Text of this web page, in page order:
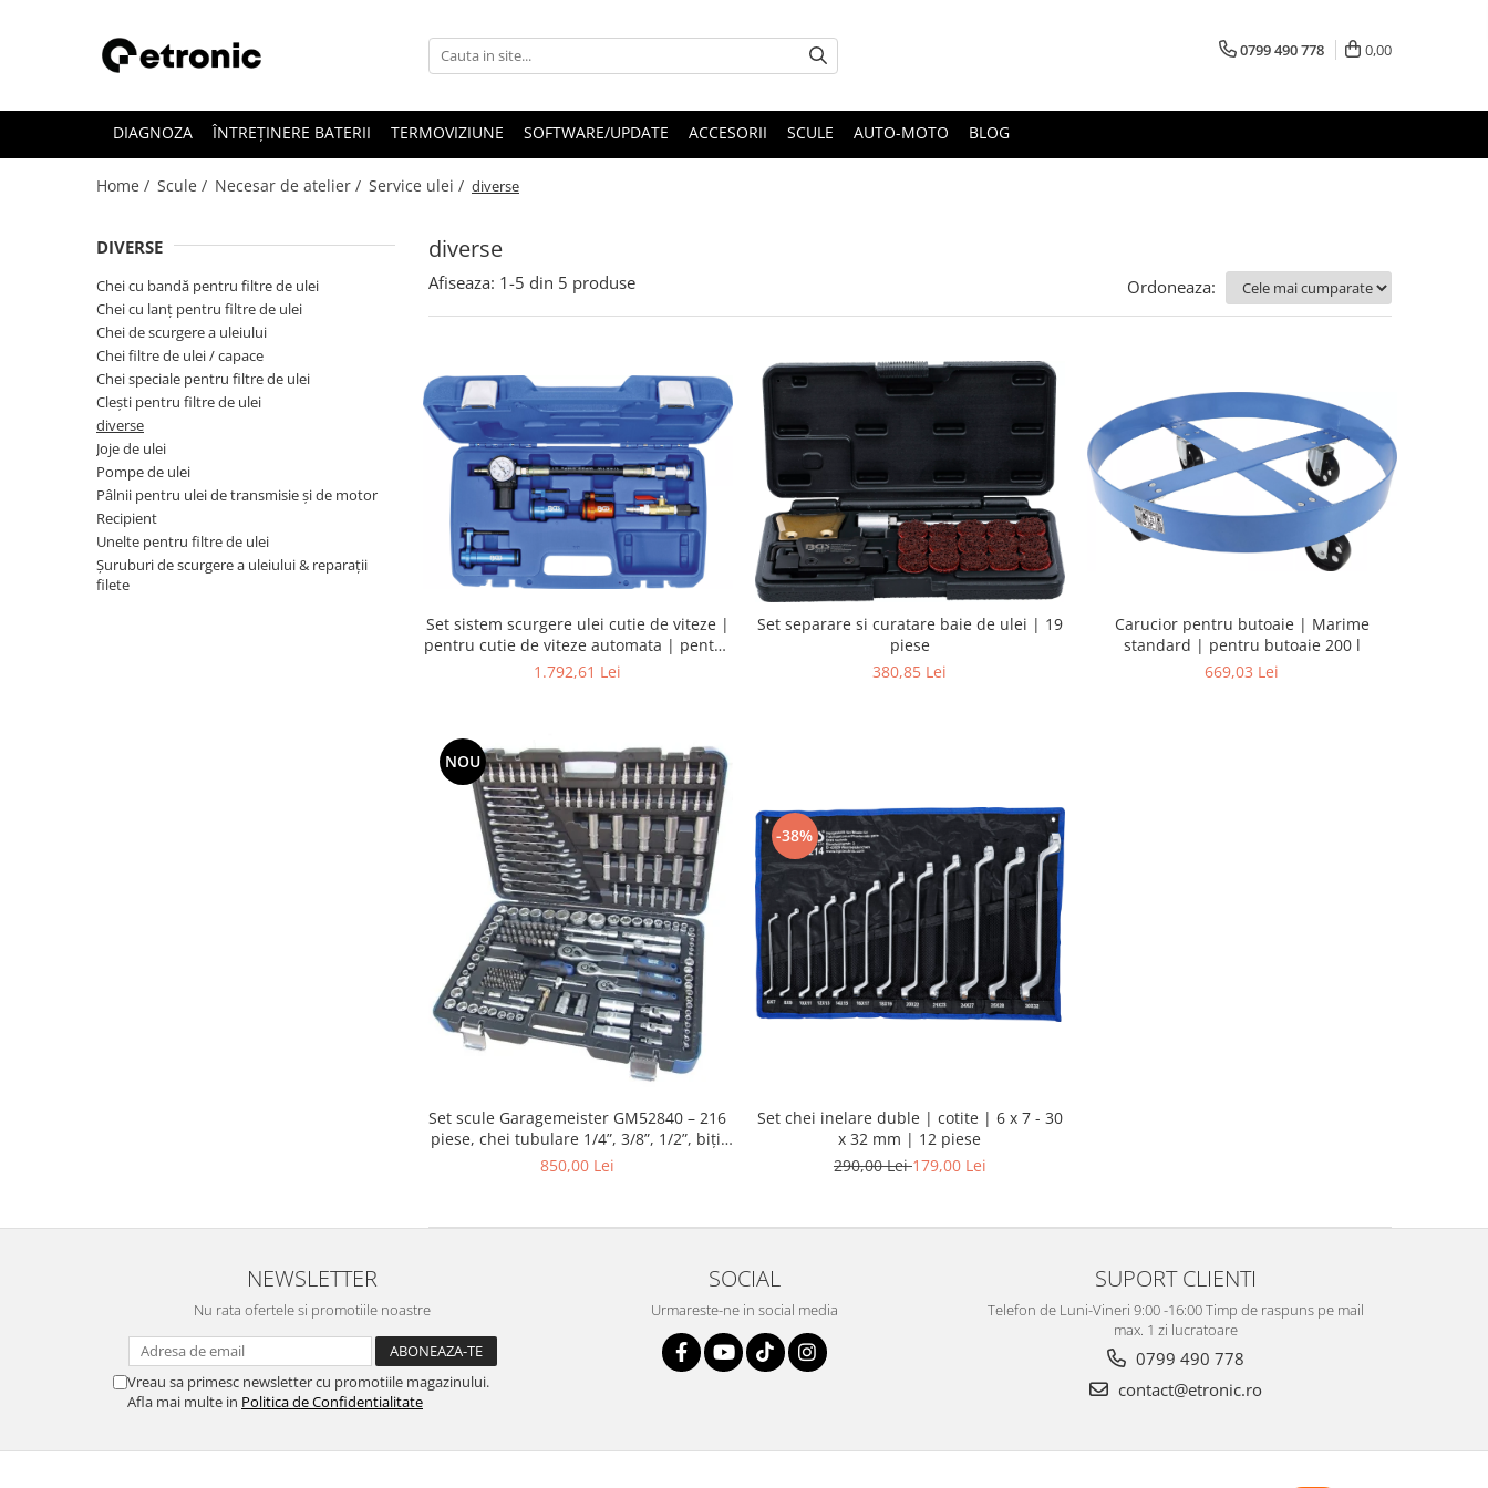
0799 490 778 0,00
DIAGNOZA ÎNTREȚINERE BATERII TERMOVIZIUNE SOFTWARE/UPDATE ACCESORII SCULE AUTO-MOTO BLOG
Home / Scule / Necesar de atelier / Service ulei / diverse
diverse
DIVERSE
Chei cu bandă pentru filtre de ulei
Chei cu lanţ pentru filtre de ulei
Chei de scurgere a uleiului
Chei filtre de ulei / capace
Chei speciale pentru filtre de ulei
Cleşti pentru filtre de ulei
diverse
Joje de ulei
Pompe de ulei
Pâlnii pentru ulei de transmisie şi de motor
Recipient
Unelte pentru filtre de ulei
Şuruburi de scurgere a uleiului & reparaţii
filete
Afiseaza: 1-5 din 5 produse Ordoneaza:
Set sistem scurgere ulei cutie de viteze |
pentru cutie de viteze automata | pentru
Mercedes-Benz and BMW | 5 piese
1.792,61 Lei
Set separare si curatare baie de ulei | 19
piese
380,85 Lei
Carucior pentru butoaie | Marime
standard | pentru butoaie 200 l
669,03 Lei
NOU
Set scule Garagemeister GM52840 – 216
piese, chei tubulare 1/4”, 3/8”, 1/2”, biți,
prelungitoare și chei combinate
850,00 Lei
-38%
Set chei inelare duble | cotite | 6 x 7 - 30
x 32 mm | 12 piese
290,00 Lei179,00 Lei
NEWSLETTER
Nu rata ofertele si promotiile noastre
Vreau sa primesc newsletter cu promotiile magazinului.
Afla mai multe in Politica de Confidentialitate
SOCIAL
Urmareste-ne in social media
SUPORT CLIENTI
Telefon de Luni-Vineri 9:00 -16:00 Timp de raspuns pe mail
max. 1 zi lucratoare
0799 490 778
contact@etronic.ro